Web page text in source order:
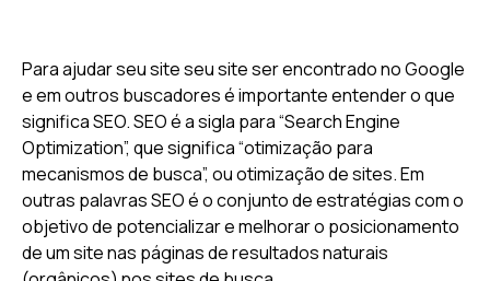
Para ajudar seu site seu site ser encontrado no Google
e em outros buscadores é importante entender o que
significa SEO. SEO é a sigla para “Search Engine
Optimization”, que significa “otimização para
mecanismos de busca”, ou otimização de sites. Em
outras palavras SEO é o conjunto de estratégias com o
objetivo de potencializar e melhorar o posicionamento
de um site nas páginas de resultados naturais